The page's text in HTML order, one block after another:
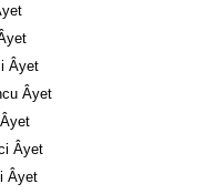
Âyet
Âyet
Âyet
Âyet